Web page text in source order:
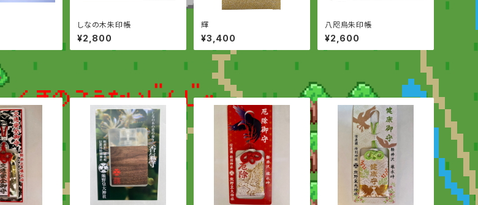
しなの木朱印帳
¥2,800
輝
¥3,400
八咫烏朱印帳
¥2,600